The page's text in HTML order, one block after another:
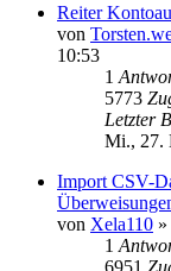
Reiter
von
10:53
1
5773
Letzter
Mi., 27.
Import CSV-
von Xela110 »
1
6951